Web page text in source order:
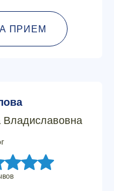
ПРИЕМ
Владиславовна